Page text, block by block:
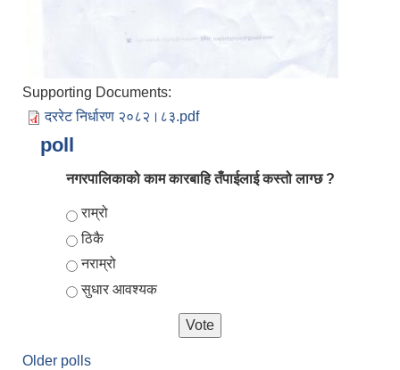
Supporting Documents:
दररेट निर्धारण २०८२।८३.pdf
poll
नगरपालिकाको काम कारबाहि तँपाईलाई कस्तो लाग्छ ?
Choices
राम्रो
ठिकै
नराम्रो
सुधार आवश्यक
Older polls